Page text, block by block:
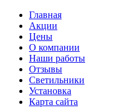
Главная
Акции
Цены
О компании
Наши работы
Отзывы
Светильники
Установка
Карта сайта